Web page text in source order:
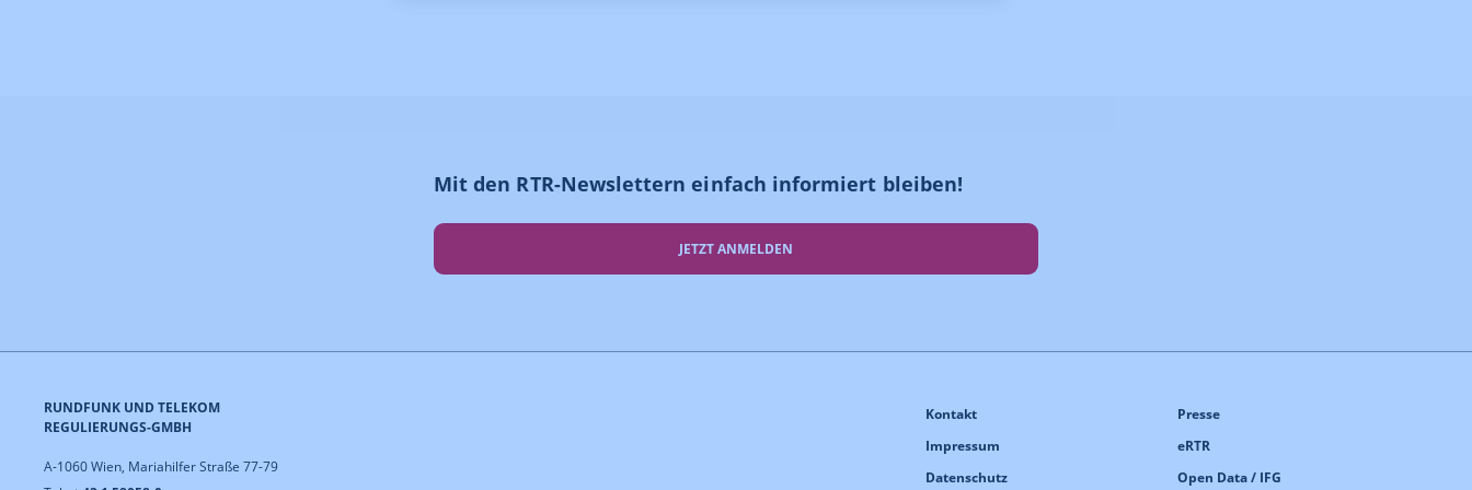
Mit den RTR-Newslettern einfach informiert bleiben!
JETZT ANMELDEN
RUNDFUNK UND TELEKOM
REGULIERUNGS-GMBH
A-1060 Wien, Mariahilfer Straße 77-79
Presse
eRTR
Open Data / IFG
Kontakt
Impressum
Datenschutz